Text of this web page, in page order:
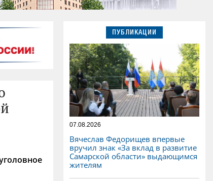
ПУБЛИКАЦИИ
07.08.2026
Вячеслав Федорищев впервые
вручил знак «За вклад в развитие
Самарской области» выдающимся
жителям